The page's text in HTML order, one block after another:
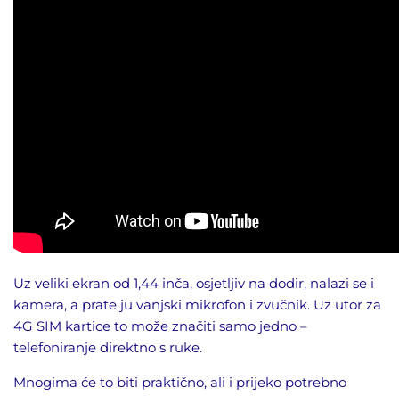
Uz veliki ekran od 1,44 inča, osjetljiv na dodir, nalazi se i
kamera, a prate ju vanjski mikrofon i zvučnik. Uz utor za
4G SIM kartice to može značiti samo jedno –
telefoniranje direktno s ruke.
Mnogima će to biti praktično, ali i prijeko potrebno